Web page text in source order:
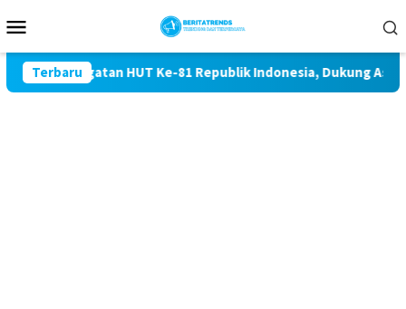
ke
Mobile
Terbaru
Peringatan HUT Ke-81 Republik Indonesia, Dukung Asri dan